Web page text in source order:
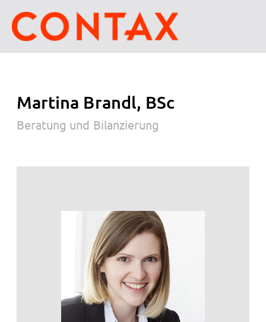
Martina Brandl, BSc
Beratung und Bilanzierung